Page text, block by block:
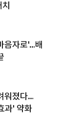
음자로'…배
워졌다…
과' 약화